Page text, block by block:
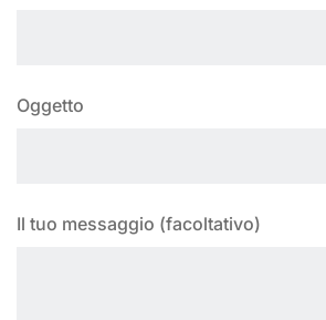
Oggetto
Il tuo messaggio (facoltativo)